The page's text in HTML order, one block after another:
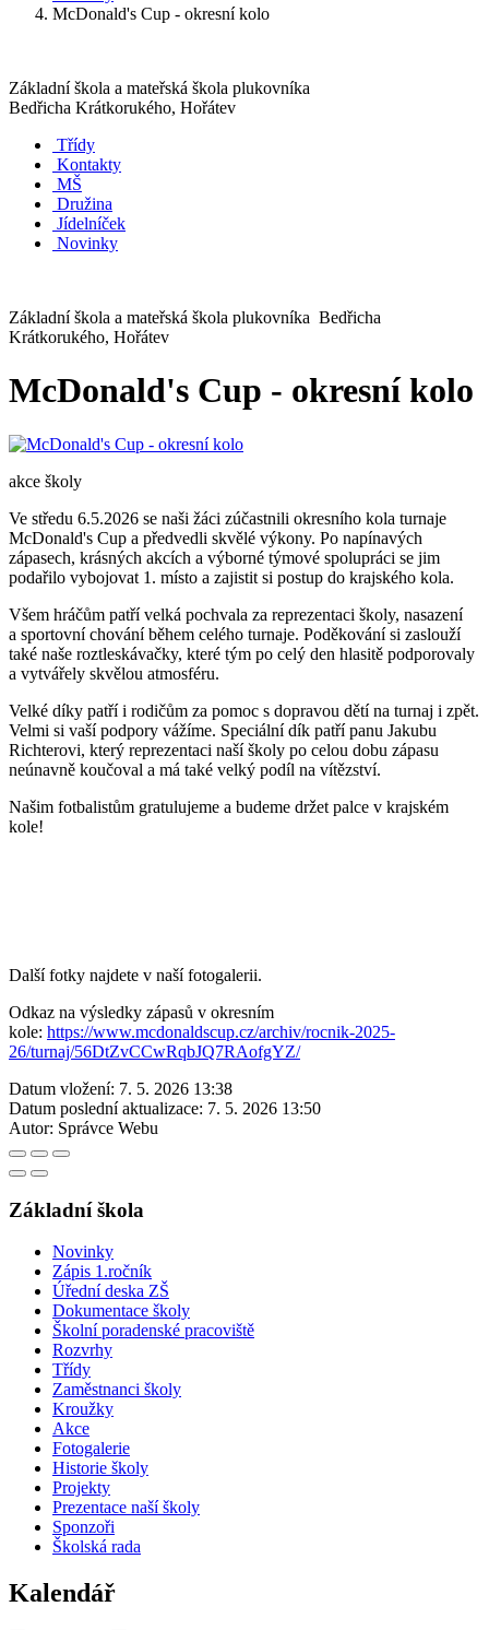
McDonald's Cup - okresní kolo
Základní škola a mateřská škola plukovníka
Bedřicha Krátkorukého, Hořátev
Třídy
Kontakty
MŠ
Družina
Jídelníček
Novinky
Základní škola a mateřská škola plukovníka Bedřicha
Krátkorukého, Hořátev
McDonald's Cup - okresní kolo
akce školy
Ve středu 6.5.2026 se naši žáci zúčastnili okresního kola turnaje
McDonald's Cup a předvedli skvělé výkony. Po napínavých
zápasech, krásných akcích a výborné týmové spolupráci se jim
podařilo vybojovat 1. místo a zajistit si postup do krajského kola.
Všem hráčům patří velká pochvala za reprezentaci školy, nasazení
a sportovní chování během celého turnaje. Poděkování si zaslouží
také naše roztleskávačky, které tým po celý den hlasitě podporovaly
a vytvářely skvělou atmosféru.
Velké díky patří i rodičům za pomoc s dopravou dětí na turnaj i zpět.
Velmi si vaší podpory vážíme. Speciální dík patří panu Jakubu
Richterovi, který reprezentaci naší školy po celou dobu zápasu
neúnavně koučoval a má také velký podíl na vítězství.
Našim fotbalistům gratulujeme a budeme držet palce v krajském
kole!
Další fotky najdete v naší fotogalerii.
Odkaz na výsledky zápasů v okresním
kole: https://www.mcdonaldscup.cz/archiv/rocnik-2025-
26/turnaj/56DtZvCCwRqbJQ7RAofgYZ/
Datum vložení: 7. 5. 2026 13:38
Datum poslední aktualizace: 7. 5. 2026 13:50
Autor: Správce Webu
Základní škola
Novinky
Zápis 1.ročník
Úřední deska ZŠ
Dokumentace školy
Školní poradenské pracoviště
Rozvrhy
Třídy
Zaměstnanci školy
Kroužky
Akce
Fotogalerie
Historie školy
Projekty
Prezentace naší školy
Sponzoři
Školská rada
Kalendář